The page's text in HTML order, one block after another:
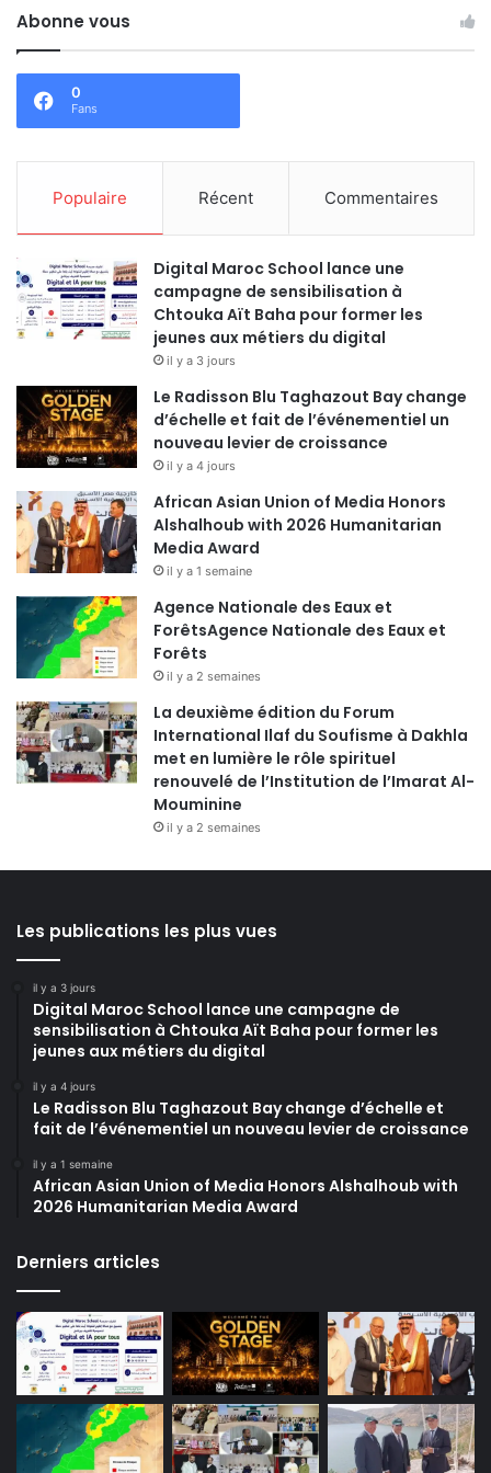
Abonne vous
0
Fans
Populaire Récent Commentaires
Digital Maroc School lance une
campagne de sensibilisation à
Chtouka Aït Baha pour former les
jeunes aux métiers du digital
il y a 3 jours
Le Radisson Blu Taghazout Bay change
d’échelle et fait de l’événementiel un
nouveau levier de croissance
il y a 4 jours
African Asian Union of Media Honors
Alshalhoub with 2026 Humanitarian
Media Award
il y a 1 semaine
Agence Nationale des Eaux et
ForêtsAgence Nationale des Eaux et
Forêts
il y a 2 semaines
La deuxième édition du Forum
International Ilaf du Soufisme à Dakhla
met en lumière le rôle spirituel
renouvelé de l’Institution de l’Imarat Al-
Mouminine
il y a 2 semaines
Les publications les plus vues
il y a 3 jours
Digital Maroc School lance une campagne de
sensibilisation à Chtouka Aït Baha pour former les
jeunes aux métiers du digital
il y a 4 jours
Le Radisson Blu Taghazout Bay change d’échelle et
fait de l’événementiel un nouveau levier de croissance
il y a 1 semaine
African Asian Union of Media Honors Alshalhoub with
2026 Humanitarian Media Award
Derniers articles